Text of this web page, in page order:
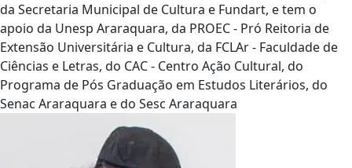
da Secretaria Municipal de Cultura e Fundart, e tem o
apoio da Unesp Araraquara, da PROEC - Pró Reitoria de
Extensão Universitária e Cultura, da FCLAr - Faculdade de
Ciências e Letras, do CAC - Centro Ação Cultural, do
Programa de Pós Graduação em Estudos Literários, do
Senac Araraquara e do Sesc Araraquara